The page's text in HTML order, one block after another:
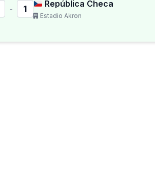
- 1 República Checa
Estadio Akron